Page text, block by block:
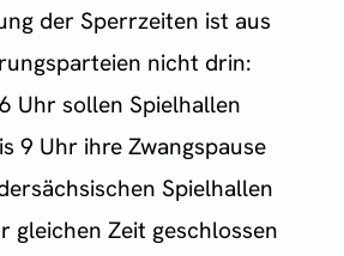
der Sperrzeiten ist aus
nicht drin:
Uhr sollen Spielhallen
9 Uhr ihre Zwangspause
Spielhallen
gleichen Zeit geschlossen